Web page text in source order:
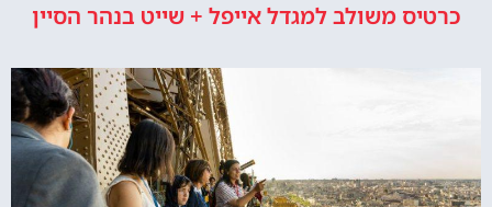
כרטיס משולב למגדל אייפל + שייט בנהר הסיין